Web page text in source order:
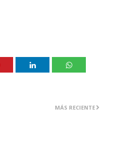
MÁS RECIENTE